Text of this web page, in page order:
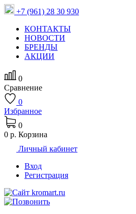
+7 (961) 28 30 930
КОНТАКТЫ
НОВОСТИ
БРЕНДЫ
АКЦИИ
0
Сравнение
0
Избранное
0
0 р. Корзина
Личный кабинет
Вход
Регистрация